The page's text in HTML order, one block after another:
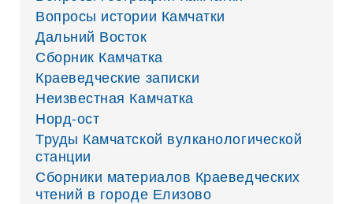
Вопросы истории Камчатки
Дальний Восток
Сборник Камчатка
Краеведческие записки
Неизвестная Камчатка
Норд-ост
Труды Камчатской вулканологической
станции
Сборники материалов Краеведческих
чтений в городе Елизово